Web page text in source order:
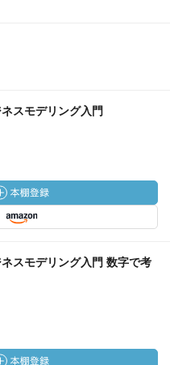
スモデリング入門
スモデリング入門 数字で考